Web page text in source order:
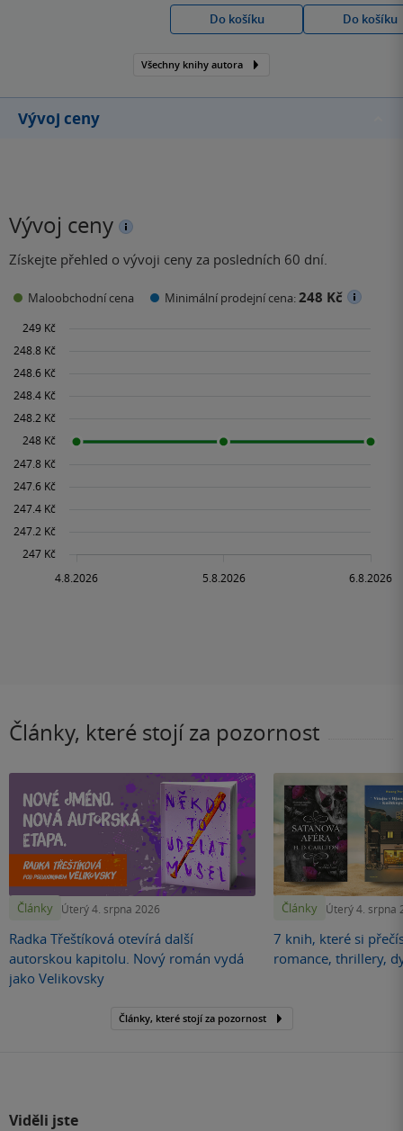
vznikla Revolver Revue.
Do košíku
Do košíku
Všechny knihy autora
Vývoj ceny
Vývoj ceny
Získejte přehled o vývoji ceny za posledních 60 dní.
Maloobchodní cena Minimální prodejní cena:248 Kč
Články, které stojí za pozornost
Články Úterý 4. srpna 2026
Radka Třeštíková otevírá další
autorskou kapitolu. Nový román vydá
jako Velikovsky
Články Úterý 4. srpna
7 knih, které si
romance, thrillery,
Články, které stojí za pozornost
Viděli jste